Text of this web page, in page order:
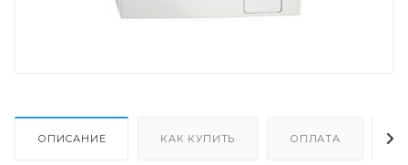
ОПИСАНИЕ КАК КУПИТЬ ОПЛАТА